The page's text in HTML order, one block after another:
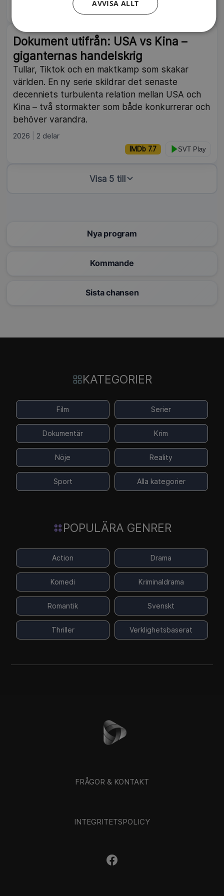
Kunskapskanalen
Dokument utifrån: USA vs Kina –
giganternas handelskrig
Tullar, Tiktok och en maktkamp som skakar
världen. En ny serie skildrar det senaste
decenniets turbulenta relation mellan USA och
Kina – två stormakter som både konkurrerar och
behöver varandra.
2026 2 delar
IMDb 7.7 SVT Play
Visa 5 till
Nya program
Kommande
Sista chansen
KATEGORIER
Film Serier
Dokumentär Krim
Nöje Reality
Sport Alla kategorier
POPULÄRA GENRER
Action Drama
Komedi Kriminaldrama
Romantik Svenskt
Thriller Verklighetsbaserat
FRÅGOR & KONTAKT
INTEGRITETSPOLICY
AVVISA ALLT